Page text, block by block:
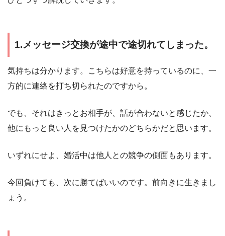
1.メッセージ交換が途中で途切れてしまった。
気持ちは分かります。こちらは好意を持っているのに、一
方的に連絡を打ち切られたのですから。
でも、それはきっとお相手が、話が合わないと感じたか、
他にもっと良い人を見つけたかのどちらかだと思います。
いずれにせよ、婚活中は他人との競争の側面もあります。
今回負けても、次に勝てばいいのです。前向きに生きまし
ょう。